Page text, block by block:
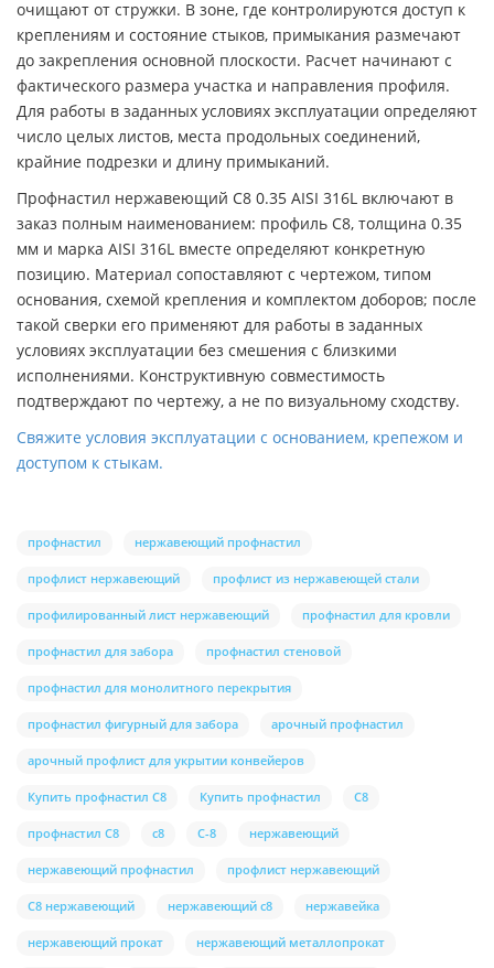
очищают от стружки. В зоне, где контролируются доступ к
креплениям и состояние стыков, примыкания размечают
до закрепления основной плоскости. Расчет начинают с
фактического размера участка и направления профиля.
Для работы в заданных условиях эксплуатации определяют
число целых листов, места продольных соединений,
крайние подрезки и длину примыканий.
Профнастил нержавеющий С8 0.35 AISI 316L включают в
заказ полным наименованием: профиль С8, толщина 0.35
мм и марка AISI 316L вместе определяют конкретную
позицию. Материал сопоставляют с чертежом, типом
основания, схемой крепления и комплектом доборов; после
такой сверки его применяют для работы в заданных
условиях эксплуатации без смешения с близкими
исполнениями. Конструктивную совместимость
подтверждают по чертежу, а не по визуальному сходству.
Свяжите условия эксплуатации с основанием, крепежом и
доступом к стыкам.
профнастил нержавеющий профнастил
профлист нержавеющий профлист из нержавеющей стали
профилированный лист нержавеющий профнастил для кровли
профнастил для забора профнастил стеновой
профнастил для монолитного перекрытия
профнастил фигурный для забора арочный профнастил
арочный профлист для укрытии конвейеров
Купить профнастил С8 Купить профнастил С8
профнастил С8 с8 С-8 нержавеющий
нержавеющий профнастил профлист нержавеющий
С8 нержавеющий нержавеющий с8 нержавейка
нержавеющий прокат нержавеющий металлопрокат